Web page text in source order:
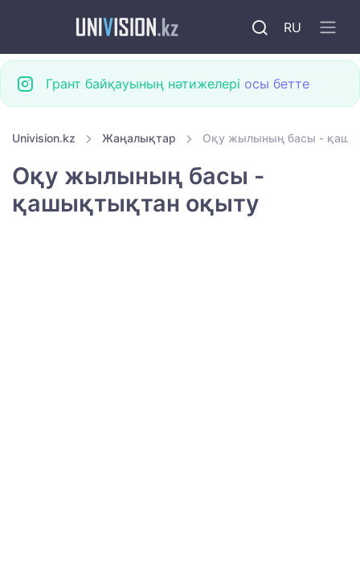
RU
Грант байқауының нәтижелері осы бетте
Univision.kz Жаңалықтар Оқу жылының басы -
Оқу жылының басы -
қашықтықтан оқыту